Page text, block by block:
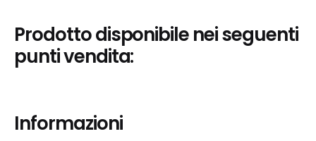
Prodotto disponibile nei seguenti
punti vendita:
Informazioni